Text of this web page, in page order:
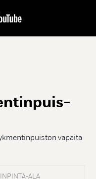
vapaita
ALA